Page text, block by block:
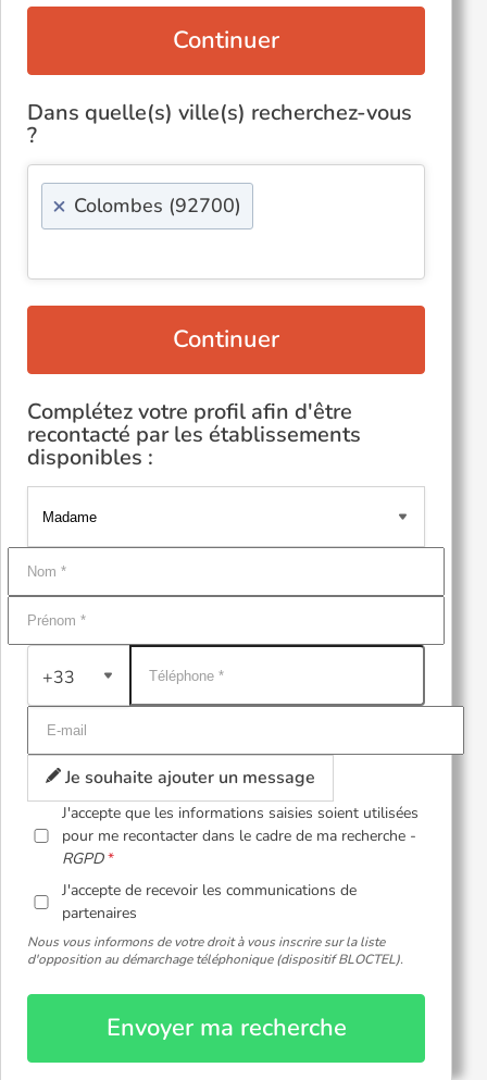
Continuer
Dans quelle(s) ville(s) recherchez-vous
?
× Colombes (92700)
Continuer
Complétez votre profil afin d'être
recontacté par les établissements
disponibles :
+33
Je souhaite ajouter un message
J'accepte que les informations saisies soient utilisées
pour me recontacter dans le cadre de ma recherche -
RGPD
J'accepte de recevoir les communications de
partenaires
Nous vous informons de votre droit à vous inscrire sur la liste
d'opposition au démarchage téléphonique (dispositif BLOCTEL).
Envoyer ma recherche